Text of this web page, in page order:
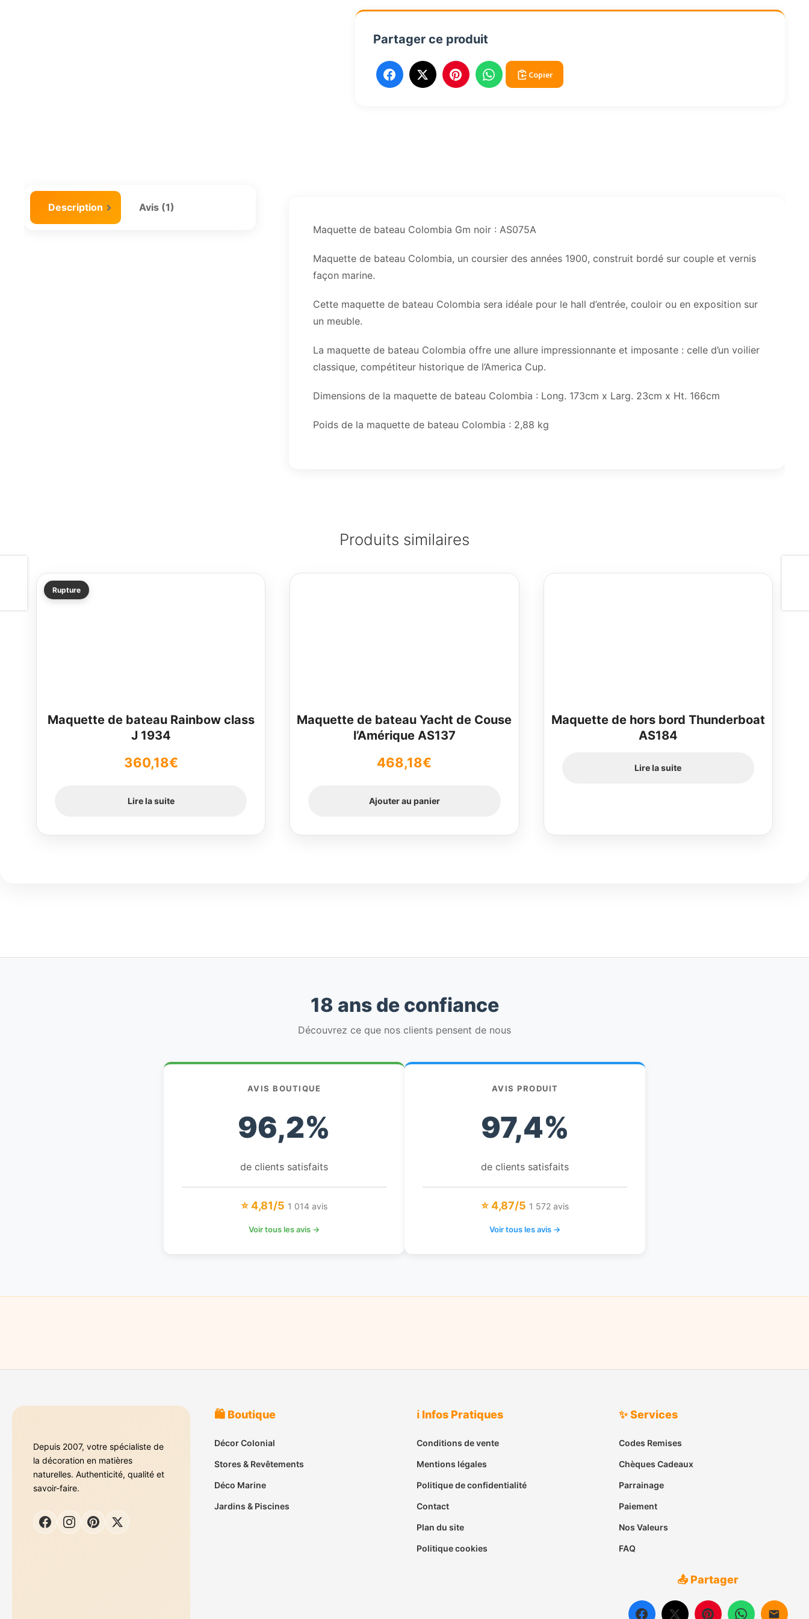
Partager ce produit
Copier
Description
Avis (1)
Maquette de bateau Colombia Gm noir : AS075A
Maquette de bateau Colombia, un coursier des années 1900, construit bordé sur couple et vernis
façon marine.
Cette maquette de bateau Colombia sera idéale pour le hall d’entrée, couloir ou en exposition sur
un meuble.
La maquette de bateau Colombia offre une allure impressionnante et imposante : celle d’un voilier
classique, compétiteur historique de l’America Cup.
Dimensions de la maquette de bateau Colombia : Long. 173cm x Larg. 23cm x Ht. 166cm
Poids de la maquette de bateau Colombia : 2,88 kg
Produits similaires
Rupture
Maquette de bateau Rainbow class
J 1934
360,18€
Lire la suite
Maquette de bateau Yacht de Couse
l’Amérique AS137
468,18€
Ajouter au panier
Maquette de hors bord Thunderboat
AS184
Lire la suite
18 ans de confiance
Découvrez ce que nos clients pensent de nous
AVIS BOUTIQUE
96,2%
de clients satisfaits
⭐ 4,81/5 1 014 avis
Voir tous les avis →
AVIS PRODUIT
97,4%
de clients satisfaits
⭐ 4,87/5 1 572 avis
Voir tous les avis →
Depuis 2007, votre spécialiste de
la décoration en matières
naturelles. Authenticité, qualité et
savoir-faire.
🛍️ Boutique
Décor Colonial
Stores & Revêtements
Déco Marine
Jardins & Piscines
ℹ️ Infos Pratiques
Conditions de vente
Mentions légales
Politique de confidentialité
Contact
Plan du site
Politique cookies
✨ Services
Codes Remises
Chèques Cadeaux
Parrainage
Paiement
Nos Valeurs
FAQ
📤 Partager